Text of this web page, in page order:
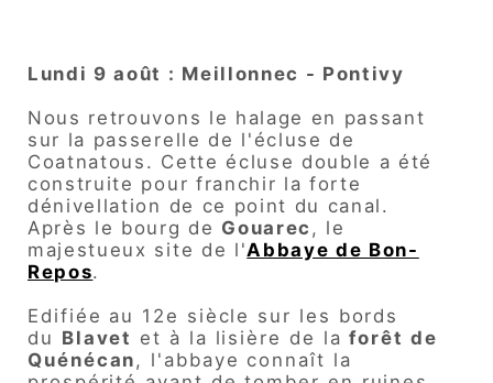
Lundi 9 août : Meillonnec - Pontivy
Nous retrouvons le halage en passant
sur la passerelle de l'écluse de
Coatnatous. Cette écluse double a été
construite pour franchir la forte
dénivellation de ce point du canal.
Après le bourg de Gouarec , le
majestueux site de l'Abbaye de Bon-
Repos.
Edifiée au 12e siècle sur les bords
du Blavet et à la lisière de laforêt de
Quénécan, l'abbaye connaît la